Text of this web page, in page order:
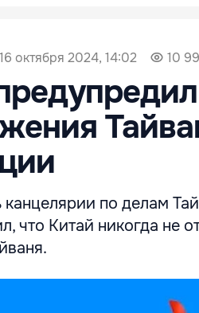
16 октября 2024, 14:02 10
канцелярии по делам
что Китай никогда не